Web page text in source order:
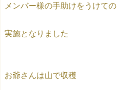
メンバー様の手助けをうけての
実施となりました
お爺さんは山で収穫